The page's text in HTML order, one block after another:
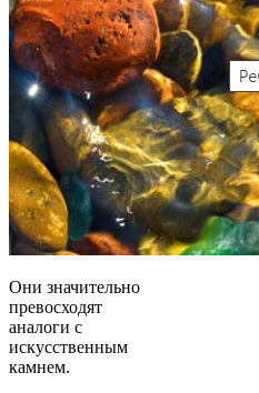
Они значительно
превосходят
аналоги с
искусственным
камнем.